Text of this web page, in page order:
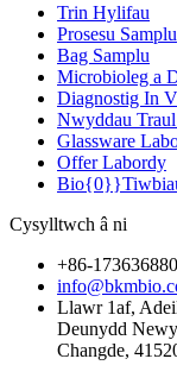
Trin Hylifau
Prosesu Samplu
Bag Samplu
Microbioleg a
Diagnostig In
Nwyddau
Glassware
Offer Labordy
Cysylltwch â ni
+86-
Llawr 1af,
Deunydd
Changde,